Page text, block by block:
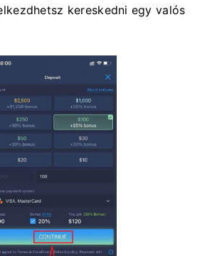
kereskedni egy valós